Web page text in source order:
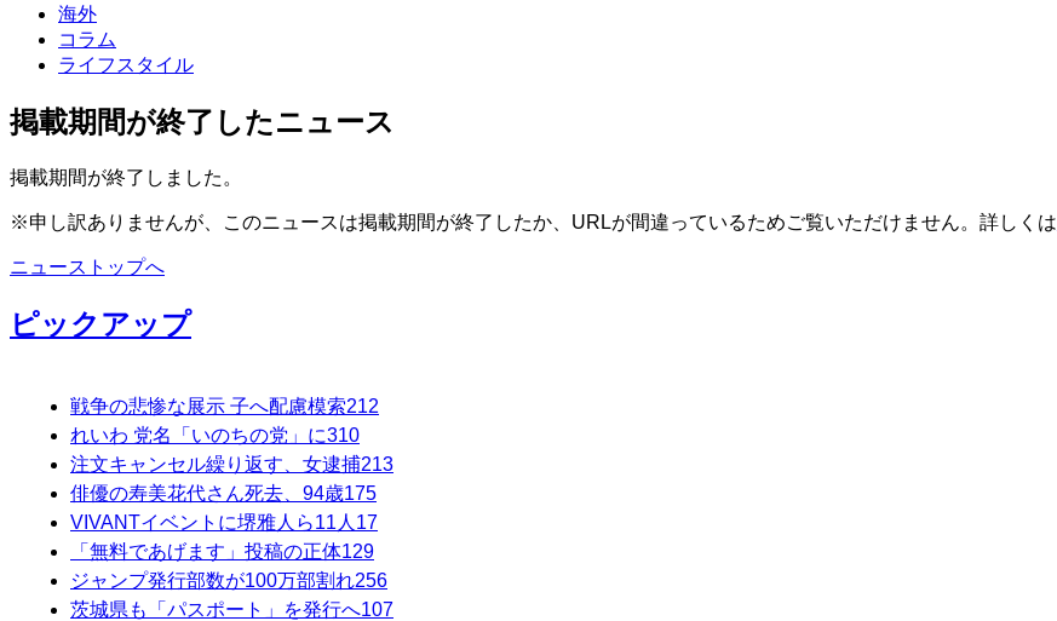
海外
コラム
ライフスタイル
掲載期間が終了したニュース
掲載期間が終了しました。
※申し訳ありませんが、このニュースは掲載期間が終了したか、URLが間違っているためご覧いただけません。詳しくは
ニューストップへ
ピックアップ
戦争の悲惨な展示 子へ配慮模索212
れいわ 党名「いのちの党」に310
注文キャンセル繰り返す、女逮捕213
俳優の寿美花代さん死去、94歳175
VIVANTイベントに堺雅人ら11人 17
「無料であげます」投稿の正体129
ジャンプ発行部数が100万部割れ256
茨城県も「パスポート」を発行へ107